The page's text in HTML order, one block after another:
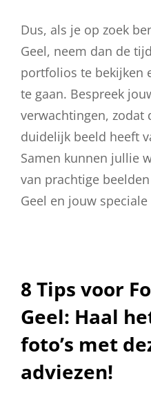
Dus, als je op zoek
Geel, neem dan de
portfolios te bekijken
te gaan. Bespreek
verwachtingen, zodat
duidelijk beeld heeft
Samen kunnen jullie
van prachtige
Geel en jouw
8 Tips voor
Geel: Haal
foto’s met
adviezen!